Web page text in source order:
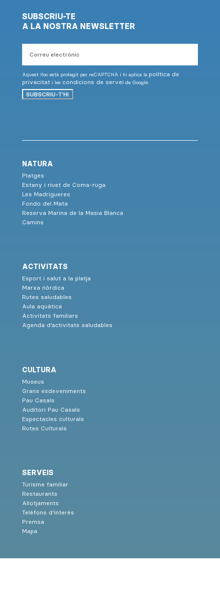
SUBSCRIU-TE
A LA NOSTRA NEWSLETTER
electrònic
Aquest lloc està protegit per reCAPTCHA i hi aplica la política de
privacitati les condicions de serveide Google.
SUBSCRIU-T'HI
NATURA
Platges
Estany i riuet de Coma-ruga
Les Madrigueres
Fondo del Mata
Reserva Marina de la Masia Blanca
Camins
ACTIVITATS
Esport i salut a la platja
Marxa nòrdica
Rutes saludables
Aula aquàtica
Activitats familiars
Agenda d’activitats saludables
CULTURA
Museus
Grans esdeveniments
Pau Casals
Auditori Pau Casals
Espectacles culturals
Rutes Culturals
SERVEIS
Turisme familiar
Restaurants
Allotjaments
Telèfons d’interès
Premsa
Mapa